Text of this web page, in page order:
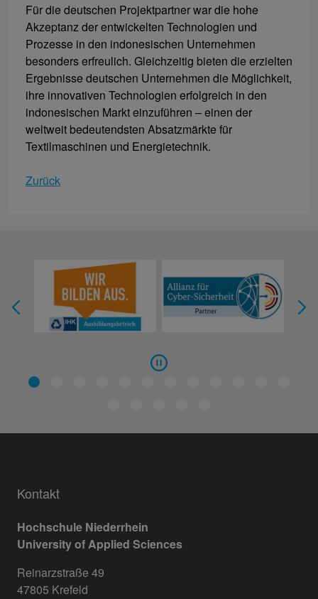
Für die deutschen Projektpartner war die hohe
Akzeptanz der entwickelten Technologien und
Prozesse in den indonesischen Unternehmen
besonders erfreulich. Gleichzeitig bieten die erzielten
Ergebnisse deutschen Unternehmen die Möglichkeit,
ihre innovativen Technologien erfolgreich in den
indonesischen Markt einzuführen – einen der
weltweit bedeutendsten Absatzmärkte für
Textilmaschinen und Energietechnik.
Zurück
Kontakt
Hochschule Niederrhein
University of Applied Sciences
Reinarzstraße 49
47805 Krefeld